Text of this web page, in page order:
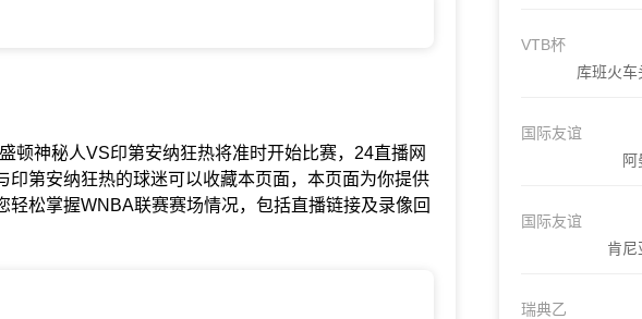
顿神秘人VS印第安纳狂热将准时开始比赛，24直播网
第安纳狂热的球迷可以收藏本页面，本页面为你提供
松掌握WNBA联赛赛场情况，包括直播链接及录像回
VTB杯
库班火车
国际友谊
阿
国际友谊
肯尼
瑞典乙